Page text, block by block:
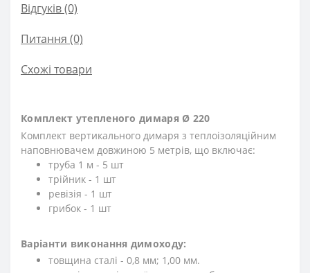
Відгуків (0)
Питання (0)
Схожі товари
Комплект утепленого димаря Ø 220
Комплект вертикального димаря з теплоізоляційним
наповнювачем довжиною 5 метрів, що включає:
труба 1 м - 5 шт
трійник - 1 шт
ревізія - 1 шт
грибок - 1 шт
Варіанти виконання димоходу:
товщина сталі - 0,8 мм; 1,00 мм.